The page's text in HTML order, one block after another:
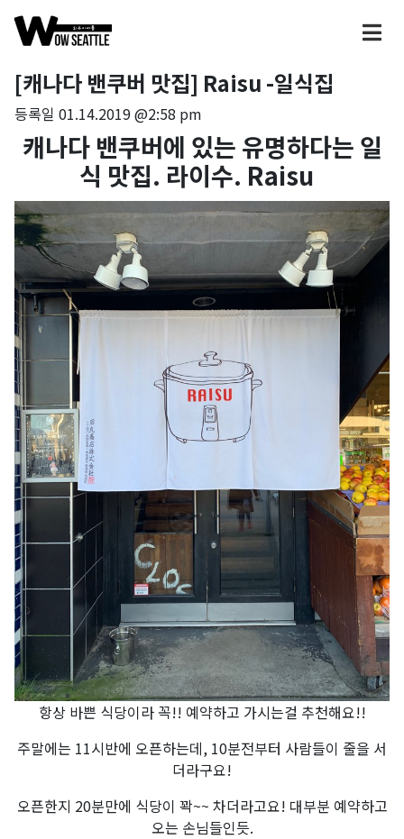
[캐나다 밴쿠버 맛집] Raisu -일식집
등록일 01.14.2019 @2:58 pm
캐나다 밴쿠버에 있는 유명하다는 일
식 맛집. 라이수. Raisu
항상 바쁜 식당이라 꼭!! 예약하고 가시는걸 추천해요!!
주말에는 11시반에 오픈하는데, 10분전부터 사람들이 줄을 서
더라구요!
오픈한지 20분만에 식당이 꽉~~ 차더라고요! 대부분 예약하고
오는 손님들인듯.